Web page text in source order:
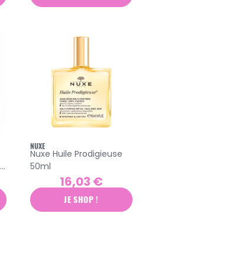
NUXE
Nuxe Huile Prodigieuse
50ml
16,03 €
JE SHOP !